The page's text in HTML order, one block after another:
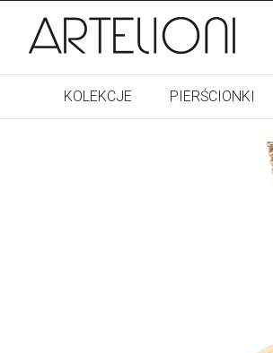
KOLEKCJE PIERŚCIONKI